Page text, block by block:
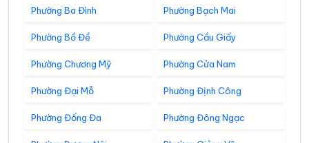
Phường Ba Đình Phường Bạch Mai
Phường Bồ Đề Phường Cầu Giấy
Phường Chương Mỹ Phường Cửa Nam
Phường Đại Mỗ Phường Định Công
Phường Đống Đa Phường Đông Ngạc